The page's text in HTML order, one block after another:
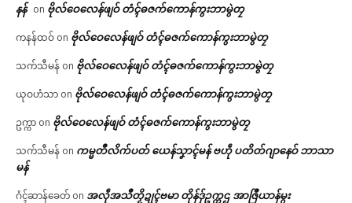
နန် on ဗိုလ်ဝေလေန်ဖျဝ် တံၚ်ဓဇက်ကောန်ကွးဘာမွဲတၠ
ကနန်ထဝ် on ဗိုလ်ဝေလေန်ဖျဝ် တံၚ်ဓဇက်ကောန်ကွးဘာမွဲတၠ
သက်သီမန် on ဗိုလ်ဝေလေန်ဖျဝ် တံၚ်ဓဇက်ကောန်ကွးဘာမွဲတၠ
ယုဝဟံသာ on ဗိုလ်ဝေလေန်ဖျဝ် တံၚ်ဓဇက်ကောန်ကွးဘာမွဲတၠ
ဥက္ကာ on ဗိုလ်ဝေလေန်ဖျဝ် တံၚ်ဓဇက်ကောန်ကွးဘာမွဲတၠ
သက်သီမန် on ကမ္မတဳလိက်ပတ် ယေန်သၞာၚ်မန် ဗဟဵု ပတိတ်ဂျာနေဝ် ဘာသာ
မန်
ဂံၚ်ဆာန်ခေတ် on အလဵုအသဳတၟိဍုၚ်ဗမာ တိုန်ဒှ်ဥက္ကဌ အာဇြဳယာန်မ္ဂး